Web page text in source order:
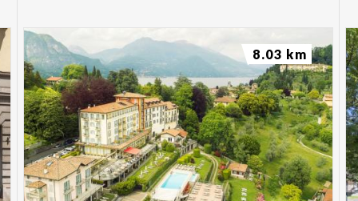
8.03 km